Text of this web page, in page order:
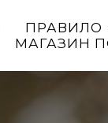
ПРАВИЛО
МАГАЗИН